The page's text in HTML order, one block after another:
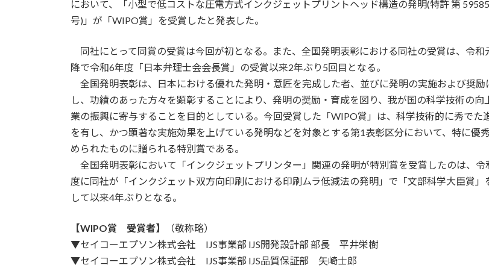
において、「小型で低コストな圧電方式インクジェットプリントヘッド構造の発明(特許 第
号)」が「WIPO賞」を受賞したと発表した。
同社にとって同賞の受賞は今回が初となる。また、全国発明表彰における同社の受賞は、令和
降で令和6年度「日本弁理士会会長賞」の受賞以来2年ぶり5回目となる。
全国発明表彰は、日本における優れた発明・意匠を完成した者、並びに発明の実施および奨励
し、功績のあった方々を顕彰することにより、発明の奨励・育成を図り、我が国の科学技術の向
業の振興に寄与することを目的としている。今回受賞した「WIPO賞」は、科学技術的に秀でた
を有し、かつ顕著な実施効果を上げている発明などを対象とする第1表彰区分において、特に優
められたものに贈られる特別賞である。
全国発明表彰において「インクジェットプリンター」関連の発明が特別賞を受賞したのは、令
度に同社が「インクジェット双方向印刷における印刷ムラ低減法の発明」で「文部科学大臣賞」
して以来4年ぶりとなる。
【WIPO賞 受賞者】
（敬称略）
▼セイコーエプソン株式会社 IJS事業部 IJS開発設計部 部長 平井栄樹
▼セイコーエプソン株式会社 IJS事業部 IJS品質保証部 矢崎士郎